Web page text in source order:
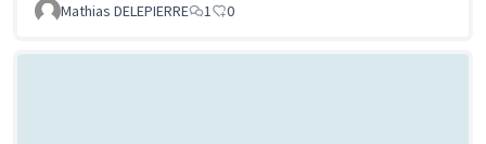
Mathias DELEPIERRE
1 0